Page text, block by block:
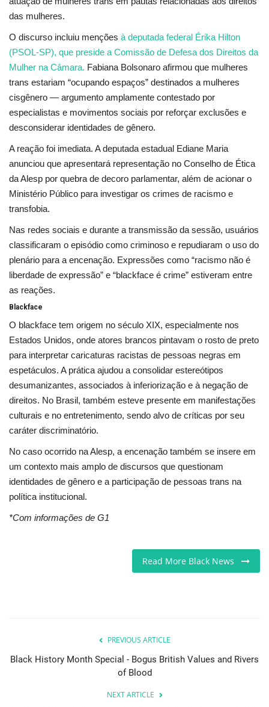
das mulheres.
O discurso incluiu menções à deputada federal Érika Hilton
(PSOL-SP), que preside a Comissão de Defesa dos Direitos da
Mulher na Câmara. Fabiana Bolsonaro afirmou que mulheres
trans estariam “ocupando espaços” destinados a mulheres
cisgênero — argumento amplamente contestado por
especialistas e movimentos sociais por reforçar exclusões e
desconsiderar identidades de gênero.
A reação foi imediata. A deputada estadual Ediane Maria
anunciou que apresentará representação no Conselho de Ética
da Alesp por quebra de decoro parlamentar, além de acionar o
Ministério Público para investigar os crimes de racismo e
transfobia.
Nas redes sociais e durante a transmissão da sessão, usuários
classificaram o episódio como criminoso e repudiaram o uso do
plenário para a encenação. Expressões como “racismo não é
liberdade de expressão” e “blackface é crime” estiveram entre
as reações.
Blackface
O blackface tem origem no século XIX, especialmente nos
Estados Unidos, onde atores brancos pintavam o rosto de preto
para interpretar caricaturas racistas de pessoas negras em
espetáculos. A prática ajudou a consolidar estereótipos
desumanizantes, associados à inferiorização e à negação de
direitos. No Brasil, também esteve presente em manifestações
culturais e no entretenimento, sendo alvo de críticas por seu
caráter discriminatório.
No caso ocorrido na Alesp, a encenação também se insere em
um contexto mais amplo de discursos que questionam
identidades de gênero e a participação de pessoas trans na
política institucional.
*Com informações de G1
Read More Black News
PREVIOUS ARTICLE
Black History Month Special - Bogus British Values and Rivers
of Blood
NEXT ARTICLE